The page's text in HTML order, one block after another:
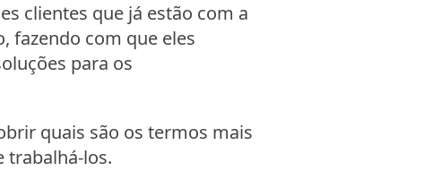
clientes que já estão com a
fazendo com que eles
para os
quais são os termos mais
trabalhá-los.